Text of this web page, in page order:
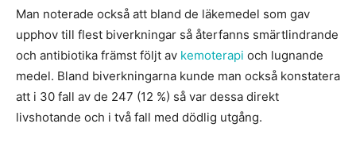
Man noterade också att bland de läkemedel som gav
upphov till flest biverkningar så återfanns smärtlindrande
och antibiotika främst följt av kemoterapi och lugnande
medel. Bland biverkningarna kunde man också konstatera
att i 30 fall av de 247 (12 %) så var dessa direkt
livshotande och i två fall med dödlig utgång.